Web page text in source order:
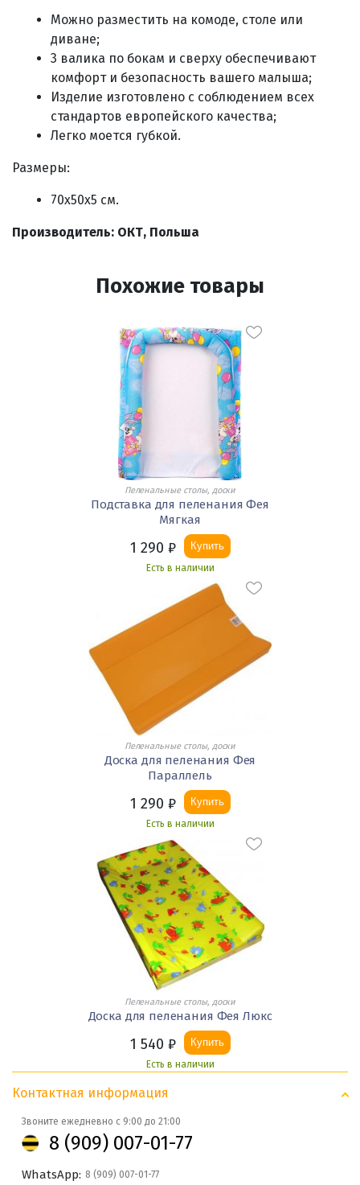
Оплата по счету для юридических лиц
Можно разместить на комоде, столе или
диване;
3 валика по бокам и сверху обеспечивают
комфорт и безопасность вашего малыша;
Изделие изготовлено с соблюдением всех
стандартов европейского качества;
Легко моется губкой.
Размеры:
70х50х5 см.
Производитель: ОКТ, Польша
Похожие товары
Пеленальные столы, доски
Подставка для пеленания Фея
Мягкая
1 290 ₽ Купить
Есть в наличии
Пеленальные столы, доски
Доска для пеленания Фея
Параллель
1 290 ₽ Купить
Есть в наличии
Пеленальные столы, доски
Доска для пеленания Фея Люкс
1 540 ₽ Купить
Есть в наличии
Контактная информация
Звоните ежедневно с 9:00 до 21:00
8 (909) 007-01-77
WhatsApp: 8 (909) 007-01-77